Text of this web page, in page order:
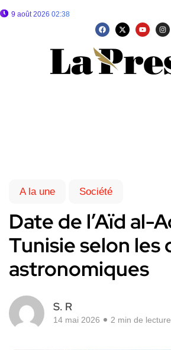
9 août 2026 02:38
A la une Société
Date de l’Aïd al-
Tunisie selon les
astronomiques
S. R
14 mai 2026 2 min de lecture